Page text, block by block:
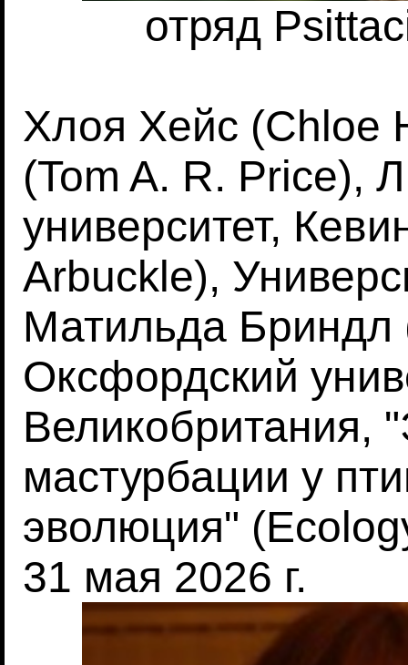
отряд
Хлоя Хейс (Chloe
(Tom A. R. Price),
университет,
Arbuckle),
Матильда Бриндл
Оксфордский
Великобритания,
мастурбации у
эволюция"
31 мая 2026 г.